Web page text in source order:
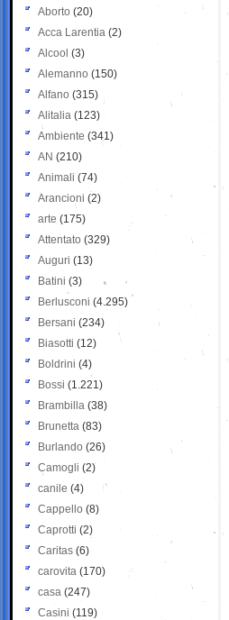
Aborto (20)
Acca Larentia (2)
Alcool (3)
Alemanno (150)
Alfano (315)
Alitalia (123)
Ambiente (341)
AN (210)
Animali (74)
Arancioni (2)
arte (175)
Attentato (329)
Auguri (13)
Batini (3)
Berlusconi (4.295)
Bersani (234)
Biasotti (12)
Boldrini (4)
Bossi (1.221)
Brambilla (38)
Brunetta (83)
Burlando (26)
Camogli (2)
canile (4)
Cappello (8)
Caprotti (2)
Caritas (6)
carovita (170)
casa (247)
Casini (119)